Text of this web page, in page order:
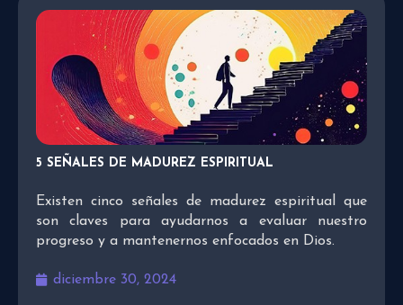
5 SEÑALES DE MADUREZ ESPIRITUAL
Existen cinco señales de madurez espiritual que
son claves para ayudarnos a evaluar nuestro
progreso y a mantenernos enfocados en Dios.
diciembre 30, 2024